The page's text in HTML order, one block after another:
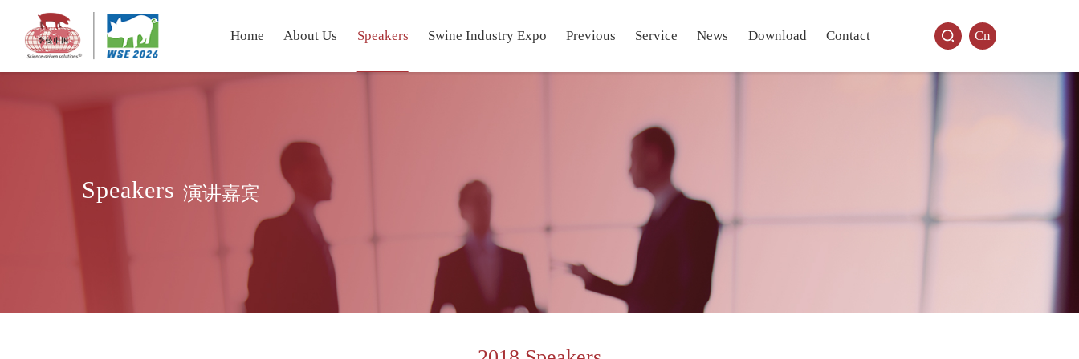
Home About Us Speakers Swine Industry Expo Previous Service News Download Contact Cn
Speakers 演讲嘉宾